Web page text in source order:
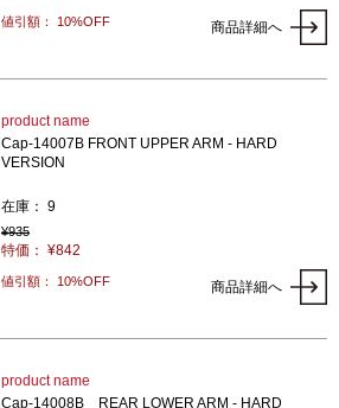
値引額： 10%OFF 商品詳細へ
product name
Cap-14007B FRONT UPPER ARM - HARD
VERSION
在庫： 9
¥935
特価： ¥842
値引額： 10%OFF 商品詳細へ
product name
Cap-14008B REAR LOWER ARM - HARD